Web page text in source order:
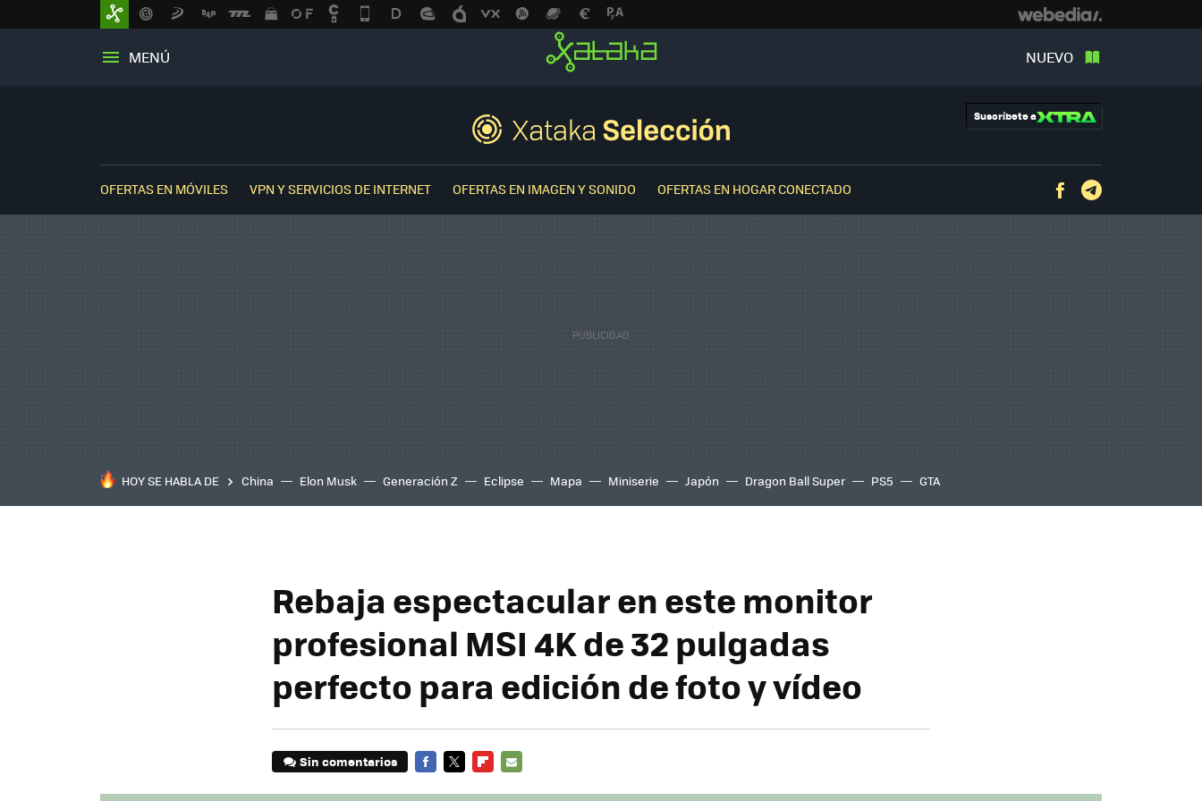
MENÚ NUEVO
Suscríbete a
OFERTAS EN MÓVILES VPN Y SERVICIOS DE INTERNET OFERTAS EN IMAGEN Y SONIDO OFERTAS EN HOGAR CONECTADO Facebook
HOY SE HABLA DE China Elon Musk Generación Z Eclipse Mapa Miniserie Japón Dragon Ball Super PS5 GTA
Rebaja espectacular en este monitor
profesional MSI 4K de 32 pulgadas
perfecto para edición de foto y vídeo
Sin comentarios